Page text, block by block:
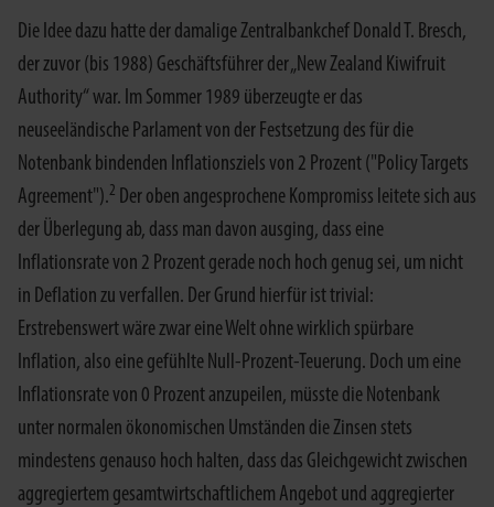
Die Idee dazu hatte der damalige Zentralbankchef Donald T. Bresch,
der zuvor (bis 1988) Geschäftsführer der „New Zealand Kiwifruit
Authority“ war. Im Sommer 1989 überzeugte er das
neuseeländische Parlament von der Festsetzung des für die
Notenbank bindenden Inflationsziels von 2 Prozent ("Policy Targets
Agreement").2 Der oben angesprochene Kompromiss leitete sich aus
der Überlegung ab, dass man davon ausging, dass eine
Inflationsrate von 2 Prozent gerade noch hoch genug sei, um nicht
in Deflation zu verfallen. Der Grund hierfür ist trivial:
Erstrebenswert wäre zwar eine Welt ohne wirklich spürbare
Inflation, also eine gefühlte Null-Prozent-Teuerung. Doch um eine
Inflationsrate von 0 Prozent anzupeilen, müsste die Notenbank
unter normalen ökonomischen Umständen die Zinsen stets
mindestens genauso hoch halten, dass das Gleichgewicht zwischen
aggregiertem gesamtwirtschaftlichem Angebot und aggregierter